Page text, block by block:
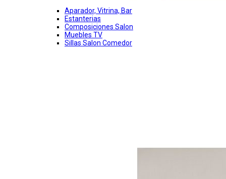
Aparador, Vitrina, Bar
Estanterias
Composiciones Salon
Muebles TV
Sillas Salon Comedor